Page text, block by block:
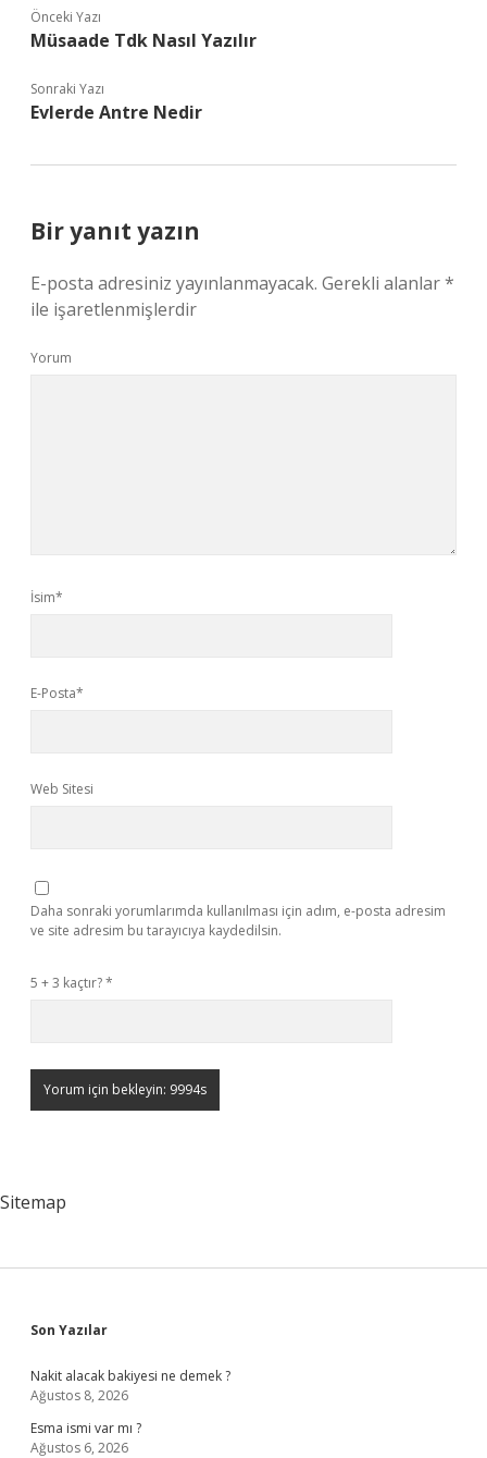
Önceki Yazı
Müsaade Tdk Nasıl Yazılır
Sonraki Yazı
Evlerde Antre Nedir
Bir yanıt yazın
E-posta adresiniz yayınlanmayacak. Gerekli alanlar*
ile işaretlenmişlerdir
Yorum
İsim*
E-Posta*
Web Sitesi
Daha sonraki yorumlarımda kullanılması için adım, e-posta adresim
ve site adresim bu tarayıcıya kaydedilsin.
5 + 3 kaçtır?*
Sitemap
Sidebar
Son Yazılar
Nakit alacak bakiyesi ne demek ?
Ağustos 8, 2026
Esma ismi var mı ?
Ağustos 6, 2026